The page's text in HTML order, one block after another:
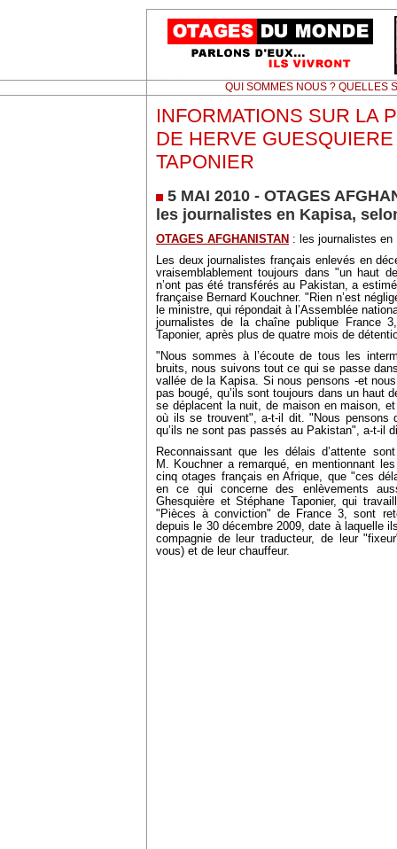
QUI SOMMES NOUS ? QUELLES
INFORMATIONS SUR LA
DE HERVE
TAPONIER
5 MAI 2010 - OTAGES
les journalistes en Kapisa,
OTAGES AFGHANISTAN : les journalistes en
Les deux journalistes français enlevés en
vraisemblablement toujours dans "un haut
n’ont pas été transférés au Pakistan, a
française Bernard Kouchner. "Rien n’est
le ministre, qui répondait à l’Assemblée
journalistes de la chaîne publique France
Taponier, après plus de quatre mois de
"Nous sommes à l’écoute de tous les
bruits, nous suivons tout ce qui se passe
vallée de la Kapisa. Si nous pensons -et
pas bougé, qu’ils sont toujours dans un haut
se déplacent la nuit, de maison en maison,
où ils se trouvent", a-t-il dit. "Nous pensons
qu’ils ne sont pas passés au Pakistan", a-t-il
Reconnaissant que les délais d’attente
M. Kouchner a remarqué, en mentionnant
cinq otages français en Afrique, que "ces
en ce qui concerne des enlèvements
Ghesquière et Stéphane Taponier, qui
"Pièces à conviction" de France 3, sont
depuis le 30 décembre 2009, date à laquelle
compagnie de leur traducteur, de leur
vous) et de leur chauffeur.